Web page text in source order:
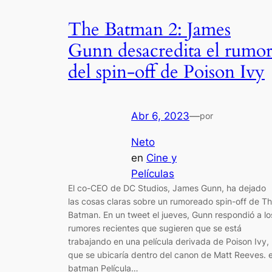
The Batman 2: James
Gunn desacredita el rumor
del spin-off de Poison Ivy
Abr 6, 2023—por
Neto
en Cine y
Películas
El co-CEO de DC Studios, James Gunn, ha dejado
las cosas claras sobre un rumoreado spin-off de
Batman. En un tweet el jueves, Gunn respondió a
rumores recientes que sugieren que se está
trabajando en una película derivada de Poison Ivy,
que se ubicaría dentro del canon de Matt Reeves.
batman Película…